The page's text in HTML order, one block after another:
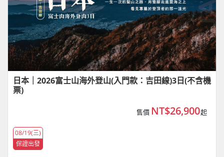
日本｜2026富士山海外登山(入門款：吉田線)3日(不含機
票)
售價 NT$26,900起
08/19(三)
保證出發